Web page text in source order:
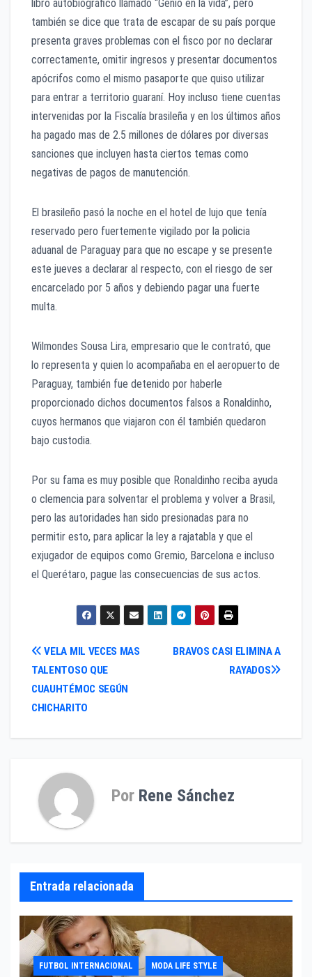
libro autobiográfico llamado “Genio en la vida”, pero
también se dice que trata de escapar de su país porque
presenta graves problemas con el fisco por no declarar
correctamente, omitir ingresos y presentar documentos
apócrifos como el mismo pasaporte que quiso utilizar
para entrar a territorio guaraní. Hoy incluso tiene cuentas
intervenidas por la Fiscalía brasileña y en los últimos años
ha pagado mas de 2.5 millones de dólares por diversas
sanciones que incluyen hasta ciertos temas como
negativas de pagos de manutención.
El brasileño pasó la noche en el hotel de lujo que tenía
reservado pero fuertemente vigilado por la policia
aduanal de Paraguay para que no escape y se presente
este jueves a declarar al respecto, con el riesgo de ser
encarcelado por 5 años y debiendo pagar una fuerte
multa.
Wilmondes Sousa Lira, empresario que le contrató, que
lo representa y quien lo acompañaba en el aeropuerto de
Paraguay, también fue detenido por haberle
proporcionado dichos documentos falsos a Ronaldinho,
cuyos hermanos que viajaron con él también quedaron
bajo custodia.
Por su fama es muy posible que Ronaldinho reciba ayuda
o clemencia para solventar el problema y volver a Brasil,
pero las autoridades han sido presionadas para no
permitir esto, para aplicar la ley a rajatabla y que el
exjugador de equipos como Gremio, Barcelona e incluso
el Querétaro, pague las consecuencias de sus actos.
Navegación
de
entradas
BRAVOS CASI ELIMINA A
RAYADOS
VELA MIL VECES MAS
TALENTOSO QUE
CUAUHTÉMOC SEGÚN
CHICHARITO
Por Rene Sánchez
Entrada relacionada
FUTBOL INTERNACIONAL MODA LIFE STYLE